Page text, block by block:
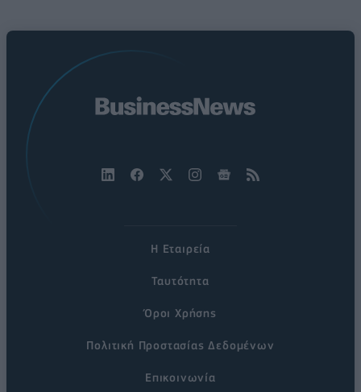
Η Εταιρεία
Ταυτότητα
Όροι Χρήσης
Πολιτική Προστασίας Δεδομένων
Επικοινωνία